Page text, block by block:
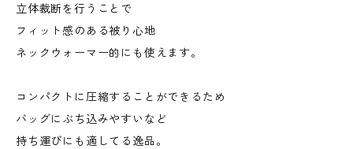
立体裁断を行うことで
フィット感のある被り心地
ネックウォーマー的にも使えます。
コンパクトに圧縮することができるため
バッグにぶち込みやすいなど
持ち運びにも適してる逸品。